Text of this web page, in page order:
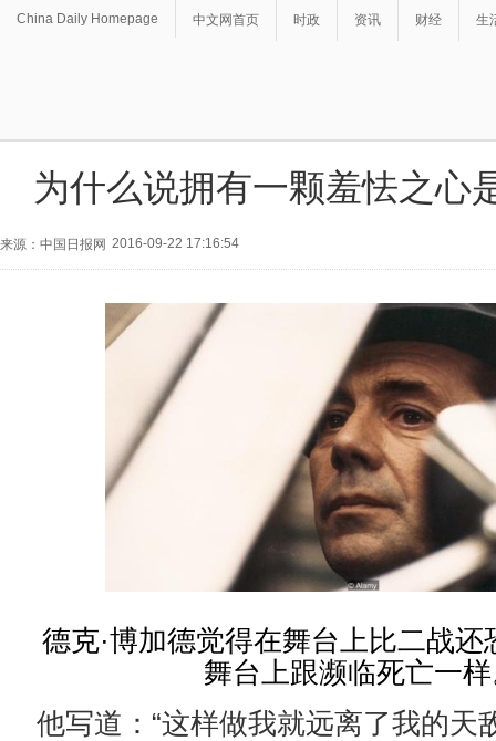
China Daily Homepage 中文网首页 时政 资讯 财经 生
为什么说拥有一颗羞怯之心
来源：中国日报网 2016-09-22 17:16:54
德克·博加德觉得在舞台上比二战还
舞台上跟濒临死亡一
他写道： “这样做我就远离了我的天